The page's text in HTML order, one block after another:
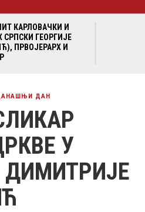
КАРЛОВАЧКИ И
СРПСКИ ГЕОРГИЈЕ
ПРВОЈЕРАРХ И
ДАН
У
ДИМИТРИЈЕ